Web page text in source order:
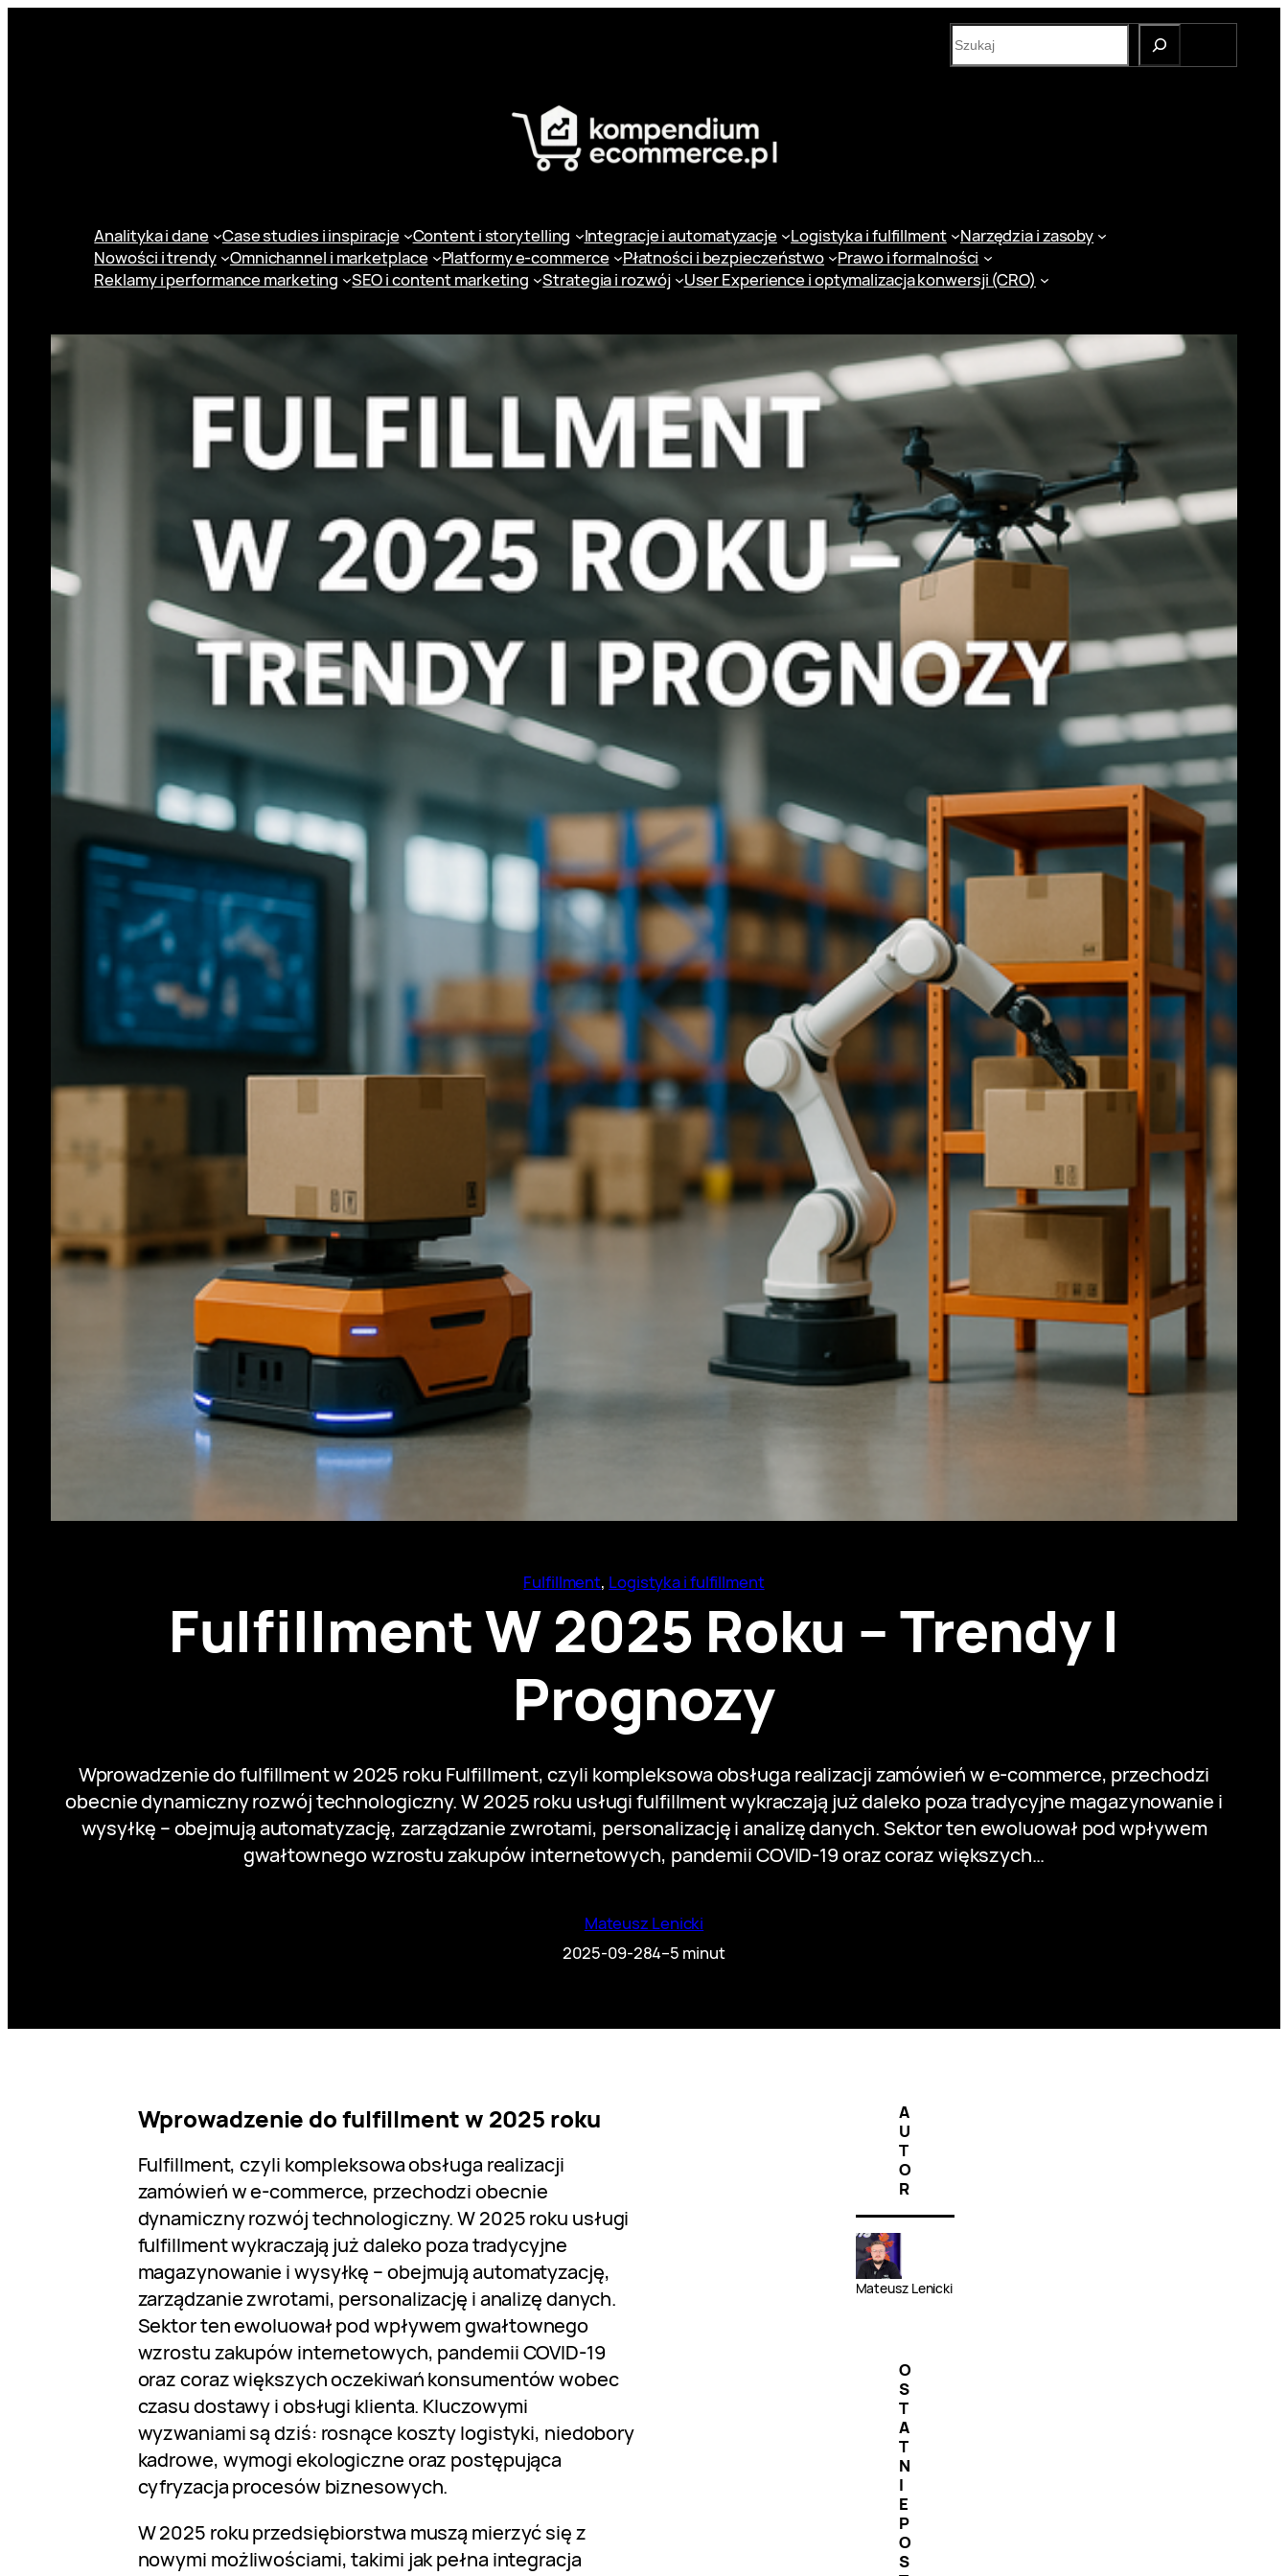
S
e
Analityka i dane Case studies i inspiracje Content i storytelling Integracje i automatyzacje Logistyka i fulfillment
Narzędzia i zasoby
Nowości i trendy
Omnichannel i marketplace Platformy e-commerce Płatności i bezpieczeństwo
Prawo i formalności
Reklamy i performance marketing
SEO i content marketing Strategia i rozwój User Experience i optymalizacja konwersji (CRO)
Fulfillment, Logistyka i fulfillment
Fulfillment W 2025 Roku – Trendy I
Prognozy
Wprowadzenie do fulfillment w 2025 roku Fulfillment, czyli kompleksowa obsługa realizacji zamówień w e-commerce, przechodzi
obecnie dynamiczny rozwój technologiczny. W 2025 roku usługi fulfillment wykraczają już daleko poza tradycyjne magazynowanie i
wysyłkę – obejmują automatyzację, zarządzanie zwrotami, personalizację i analizę danych. Sektor ten ewoluował pod wpływem
gwałtownego wzrostu zakupów internetowych, pandemii COVID-19 oraz coraz większych…
Mateusz Lenicki
2025-09-284–5 minut
Wprowadzenie do fulfillment w 2025 roku
Fulfillment, czyli kompleksowa obsługa realizacji
zamówień w e-commerce, przechodzi obecnie
dynamiczny rozwój technologiczny. W 2025 roku usługi
fulfillment wykraczają już daleko poza tradycyjne
magazynowanie i wysyłkę – obejmują automatyzację,
zarządzanie zwrotami, personalizację i analizę danych.
Sektor ten ewoluował pod wpływem gwałtownego
wzrostu zakupów internetowych, pandemii COVID-19
oraz coraz większych oczekiwań konsumentów wobec
czasu dostawy i obsługi klienta. Kluczowymi
wyzwaniami są dziś: rosnące koszty logistyki, niedobory
kadrowe, wymogi ekologiczne oraz postępująca
cyfryzacja procesów biznesowych.
W 2025 roku przedsiębiorstwa muszą mierzyć się z
nowymi możliwościami, takimi jak pełna integracja
A
U
T
O
R
Mateusz Lenicki
O
S
T
A
T
N
I
E
P
O
S